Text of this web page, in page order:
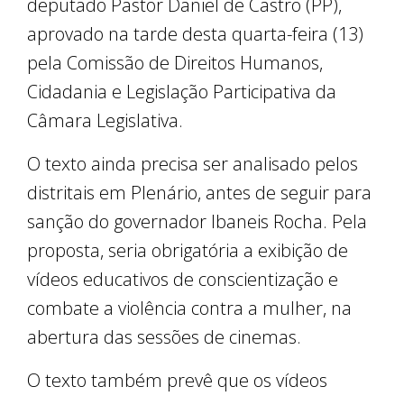
deputado Pastor Daniel de Castro (PP),
aprovado na tarde desta quarta-feira (13)
pela Comissão de Direitos Humanos,
Cidadania e Legislação Participativa da
Câmara Legislativa.
O texto ainda precisa ser analisado pelos
distritais em Plenário, antes de seguir para
sanção do governador Ibaneis Rocha. Pela
proposta, seria obrigatória a exibição de
vídeos educativos de conscientização e
combate a violência contra a mulher, na
abertura das sessões de cinemas.
O texto também prevê que os vídeos